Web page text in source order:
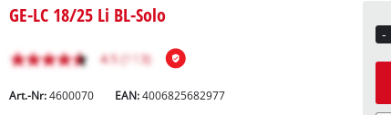
GE-LC 18/25 Li BL-Solo
Art.-Nr:4600070 EAN:4006825682977
-